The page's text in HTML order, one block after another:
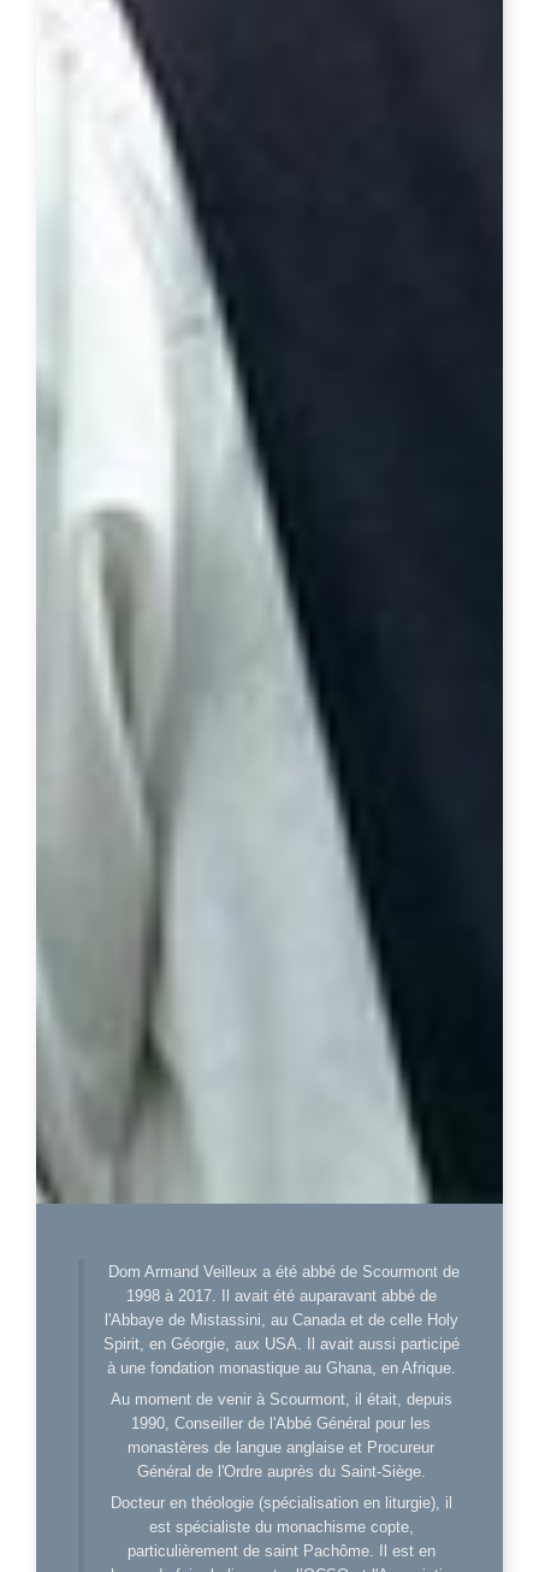
Dom Armand Veilleux a été abbé de Scourmont de
1998 à 2017. Il avait été auparavant abbé de
l'Abbaye de Mistassini, au Canada et de celle Holy
Spirit, en Géorgie, aux USA. Il avait aussi participé
à une fondation monastique au Ghana, en Afrique.
Au moment de venir à Scourmont, il était, depuis
1990, Conseiller de l'Abbé Général pour les
monastères de langue anglaise et Procureur
Général de l'Ordre auprès du Saint-Siège.
Docteur en théologie (spécialisation en liturgie), il
est spécialiste du monachisme copte,
particulièrement de saint Pachôme. Il est en